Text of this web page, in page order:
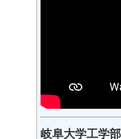
岐阜大学工学